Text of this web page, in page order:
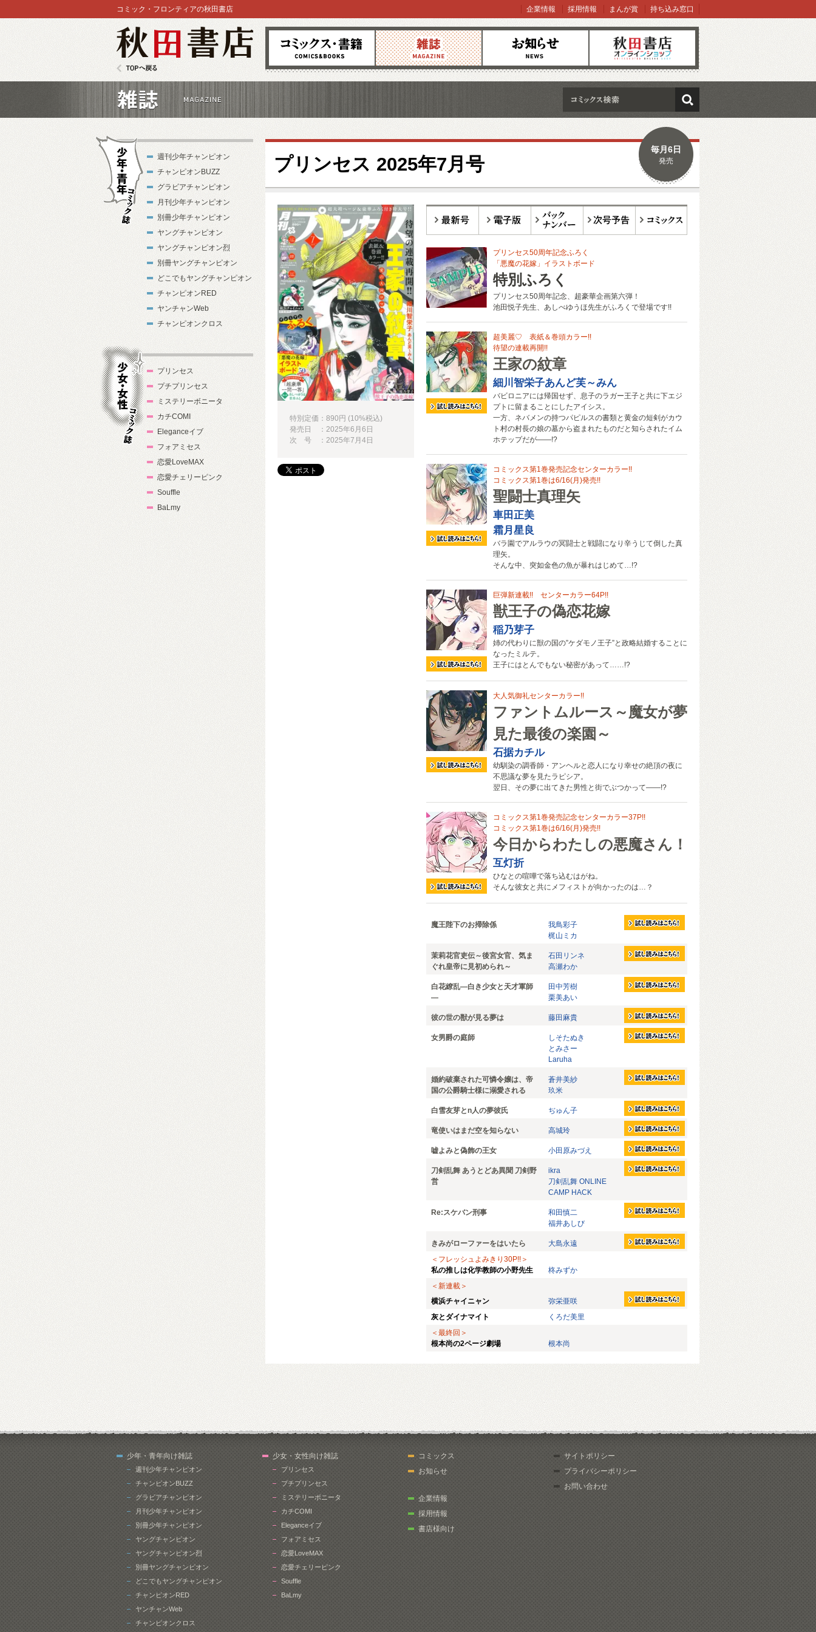
秋田書店
コミックス 雑誌 お知らせ オンラインショップ
TOPへ戻る
コミック・フロンティアの秋田書店 企業情報 採用情報 まんが賞 持ち込み窓口
検索
プリンセス 2025年7月号
毎月6日
発売
プリンセス50周年記念ふろく
「悪魔の花嫁」イラストボード
特別ふろく
プリンセス50周年記念、超豪華企画第六弾！
池田悦子先生、あしべゆうほ先生がふろくで登場です!!
超美麗♡ 表紙＆巻頭カラー!!
待望の連載再開!!
王家の紋章
細川智栄子あんど芙～みん
バビロニアには帰国せず、息子のラガー王子と共に下エジ
プトに留まることにしたアイシス。
一方、ネバメンの持つパピルスの書類と黄金の短剣がカウ
ト村の村長の娘の墓から盗まれたものだと知らされたイム
ホテップだが――!?
コミックス第1巻発売記念センターカラー!!
コミックス第1巻は6/16(月)発売!!
聖闘士真理矢
車田正美
霜月星良
バラ園でアルラウの冥闘士と戦闘になり辛うじて倒した真
理矢。
そんな中、突如金色の魚が暴れはじめて…!?
巨弾新連載!! センターカラー64P!!
獣王子の偽恋花嫁
稲乃芽子
姉の代わりに獣の国の”ケダモノ王子”と政略結婚することに
なったミルテ。
王子にはとんでもない秘密があって……!?
大人気御礼センターカラー!!
ファントムルース～魔女が夢
見た最後の楽園～
石据カチル
幼馴染の調香師・アンヘルと恋人になり幸せの絶頂の夜に
不思議な夢を見たラピシア。
翌日、その夢に出てきた男性と街でぶつかって――!?
コミックス第1巻発売記念センターカラー37P!!
コミックス第1巻は6/16(月)発売!!
今日からわたしの悪魔さん！
互灯折
ひなとの喧嘩で落ち込むはがね。
そんな彼女と共にメフィストが向かったのは…？
魔王陛下のお掃除係
我鳥彩子
梶山ミカ
茉莉花官吏伝～後宮女官、気ま
ぐれ皇帝に見初められ～
石田リンネ
高瀬わか
白花繚乱—白き少女と天才軍師
—
田中芳樹
栗美あい
彼の世の獣が見る夢は 藤田麻貴
女男爵の庭師
しそたぬき
とみさー
Laruha
婚約破棄された可憐令嬢は、帝
国の公爵騎士様に溺愛される
蒼井美紗
玖米
白雪友芽とn人の夢彼氏 ぢゅん子
竜使いはまだ空を知らない 高城玲
嘘よみと偽飾の王女 小田原みづえ
刀剣乱舞 あうとどあ異聞 刀剣野
営
ikra
刀剣乱舞 ONLINE
CAMP HACK
Re:スケバン刑事
和田慎二
福井あしび
きみがローファーをはいたら
大島永遠
＜フレッシュよみきり30P!!＞
私の推しは化学教師の小野先生
柊みずか
＜新連載＞
横浜チャイニャン
弥栄亜咲
灰とダイナマイト
くろだ美里
＜最終回＞
根本尚の2ページ劇場
根本尚
特別定価：890円 (10%税込)
発売日 ：2025年6月6日
次 号 ：2025年7月4日
週刊少年チャンピオン
チャンピオンBUZZ
グラビアチャンピオン
月刊少年チャンピオン
別冊少年チャンピオン
ヤングチャンピオン
ヤングチャンピオン烈
別冊ヤングチャンピオン
どこでもヤングチャンピオン
チャンピオンRED
ヤンチャンWeb
チャンピオンクロス
プリンセス
プチプリンセス
ミステリーボニータ
カチCOMI
Eleganceイブ
フォアミセス
恋愛LoveMAX
恋愛チェリーピンク
Souffle
BaLmy
少年・青年向け雑誌
週刊少年チャンピオン
チャンピオンBUZZ
グラビアチャンピオン
月刊少年チャンピオン
別冊少年チャンピオン
ヤングチャンピオン
ヤングチャンピオン烈
別冊ヤングチャンピオン
どこでもヤングチャンピオン
チャンピオンRED
ヤンチャンWeb
チャンピオンクロス
少女・女性向け雑誌
プリンセス
プチプリンセス
ミステリーボニータ
カチCOMI
Eleganceイブ
フォアミセス
恋愛LoveMAX
恋愛チェリーピンク
Souffle
BaLmy
コミックス
お知らせ
企業情報
採用情報
書店様向け
サイトポリシー
プライバシーポリシー
お問い合わせ